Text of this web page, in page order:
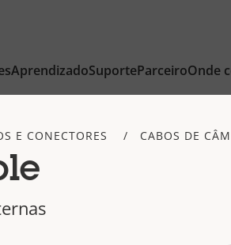
AprendizadoSuporteParceiroOnde
E CONECTORES CABOS DE